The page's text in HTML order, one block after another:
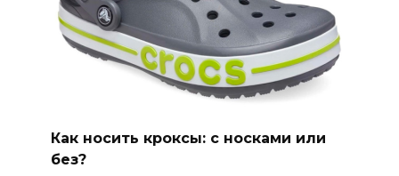
Как носить кроксы: с носками или
без?